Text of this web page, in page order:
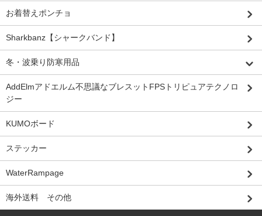
お着替えポンチョ
Sharkbanz【シャークバンド】
冬・波乗り防寒用品
AddElmアドエルム不思議なブレスットFPSトリピュアテクノロ
ジー
KUMOボード
ステッカー
WaterRampage
海外送料 その他